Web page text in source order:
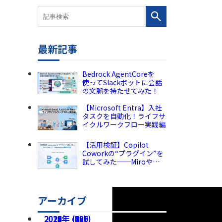
最新記事
Bedrock AgentCoreを
使ってSlackボットに会話
の文脈を持たせてみた！
【Microsoft Entra】入社
タスクを自動化！ライフサ
イクルワークフロー実践編
【活用検証】Copilot
Coworkの“プラグイン”を
試してみた──Miroや
アーカイブ
2026年 (225)
2025年 (189)
2024年 (136)
2023年 (82)
2022年 (60)
2021年 (49)
2020年 (73)
2019年 (5)
2018年 (2)
2017年 (8)